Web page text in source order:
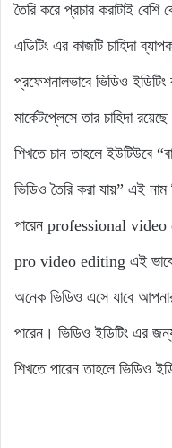
তৈরি করে প্রচার করাটাই বেশি
এডিটিং এর কাজটি চাহিদা
প্রফেশনালভাবে ভিডিও
মার্কেটপ্লেসে তার চাহিদা
শিখতে চান তাহলে ইউটিউবে
ভিডিও তৈরি করা যায়” এই নাম
পারেন professional
pro video editing এই ভাবে
অনেক ভিডিও এসে যাবে
পারেন। ভিডিও ইডিটিং এর
শিখতে পারেন তাহলে ভিডিও